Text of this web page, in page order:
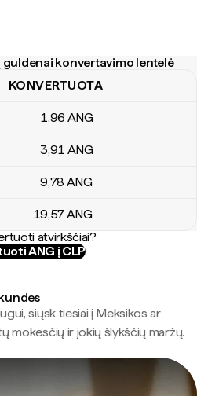
guldenai konvertavimo lentelė
konvertavimo lentelė
KONVERTUOTA
1,96 ANG
3,91 ANG
9,78 ANG
19,57ANG
atvirkščiai?
ANG į CLP
siųsk tiesiai į Meksikos ar
mokesčių ir jokių šlykščių maržų.